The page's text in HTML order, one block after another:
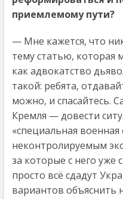
приемлемому пути?
— Мне кажется, что
тему статью, которая
как адвокатство
такой: ребята,
можно, и спасайтесь.
Кремля — довести
«специальная
неконтролируемым
за которые с него уже
просто всё сдадут
вариантов объяснить